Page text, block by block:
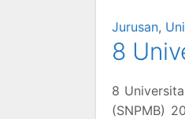
Jurusan,
8
8
(SNPMB)